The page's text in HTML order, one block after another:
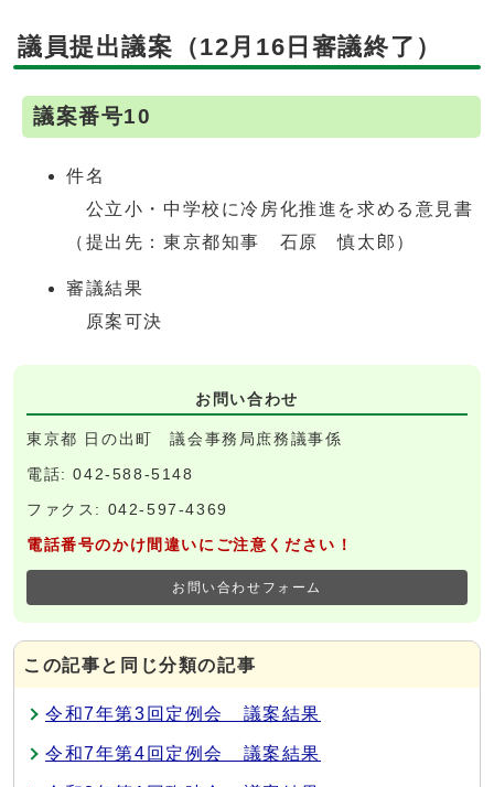
議員提出議案（12月16日審議終了）
議案番号10
件名
公立小・中学校に冷房化推進を求める意見書
（提出先：東京都知事 石原 慎太郎）
審議結果
原案可決
お問い合わせ
東京都 日の出町 議会事務局庶務議事係
電話: 042-588-5148
ファクス: 042-597-4369
電話番号のかけ間違いにご注意ください！
お問い合わせフォーム
この記事と同じ分類の記事
令和7年第3回定例会 議案結果
令和7年第4回定例会 議案結果